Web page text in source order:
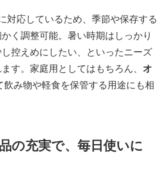
対応しているため、季節や保存する
く調整可能。暑い時期はしっかり
控えめにしたい、といったニーズ
す。家庭用としてはもちろん、 オ
飲み物や軽食を保管する用途にも相
の充実で、毎日使いに